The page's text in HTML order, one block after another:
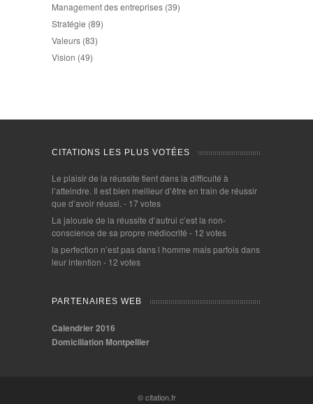
Management des entreprises (39)
Stratégie (89)
Valeurs (83)
Vision (49)
CITATIONS LES PLUS VOTÉES
Le plaisir de la réussite tient dans la difficulté à
l’atteindre. Il est bien meilleur d’être en train de réussir
que d’avoir réussi. - 17 votes
La jalousie de la réussite d’autrui c’est la non-
conscience de sa propre médiocrité - 12 votes
la perfection n’est pas dans l homme mais parfois dans
leur intention - 12 votes
PARTENAIRES WEB
Calendrier 2016
Domiciliation Montpellier
© citation.fr